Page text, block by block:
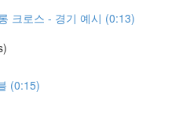
크로스 - 경기 예시 (0:13)
(0:15)